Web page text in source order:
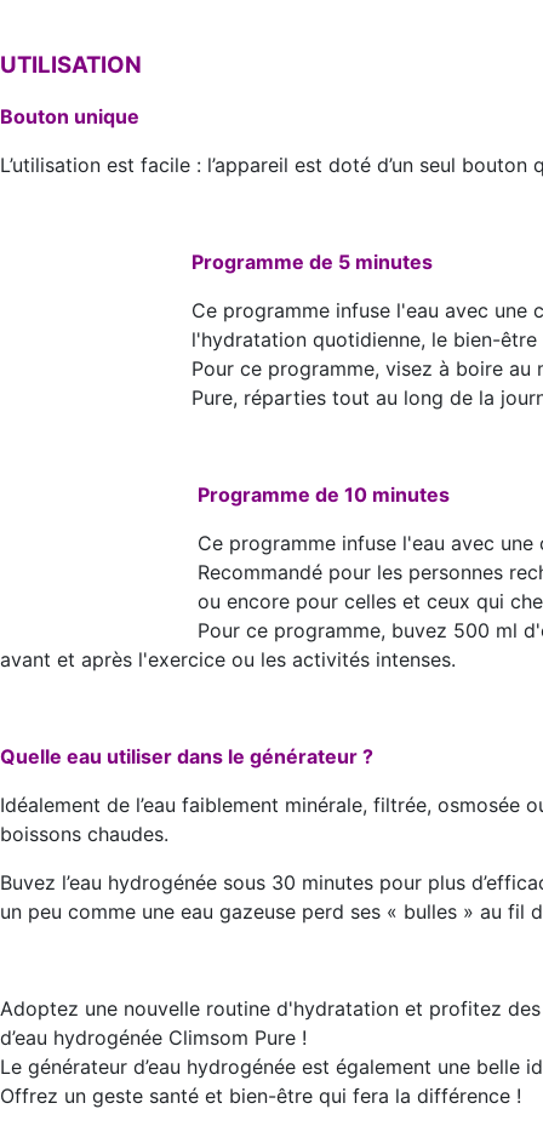
UTILISATION
Bouton unique
L’utilisation est facile : l’appareil est doté d’un seul
Programme de 5 minutes
Ce programme infuse l'eau avec une
l'hydratation quotidienne, le bien-
Pour ce programme, visez à boire
Pure, réparties tout au long de la
Programme de 10 minutes
Ce programme infuse l'eau avec
Recommandé pour les personnes
ou encore pour celles et ceux qui
Pour ce programme, buvez 500 ml
avant et après l'exercice ou les activités intenses.
Quelle eau utiliser dans le générateur ?
Idéalement de l’eau faiblement minérale, filtrée, osmosée
boissons chaudes.
Buvez l’eau hydrogénée sous 30 minutes pour plus
un peu comme une eau gazeuse perd ses « bulles » au fil
Adoptez une nouvelle routine d'hydratation et profitez
d’eau hydrogénée Climsom Pure !
Le générateur d’eau hydrogénée est également une belle
Offrez un geste santé et bien-être qui fera la différence !